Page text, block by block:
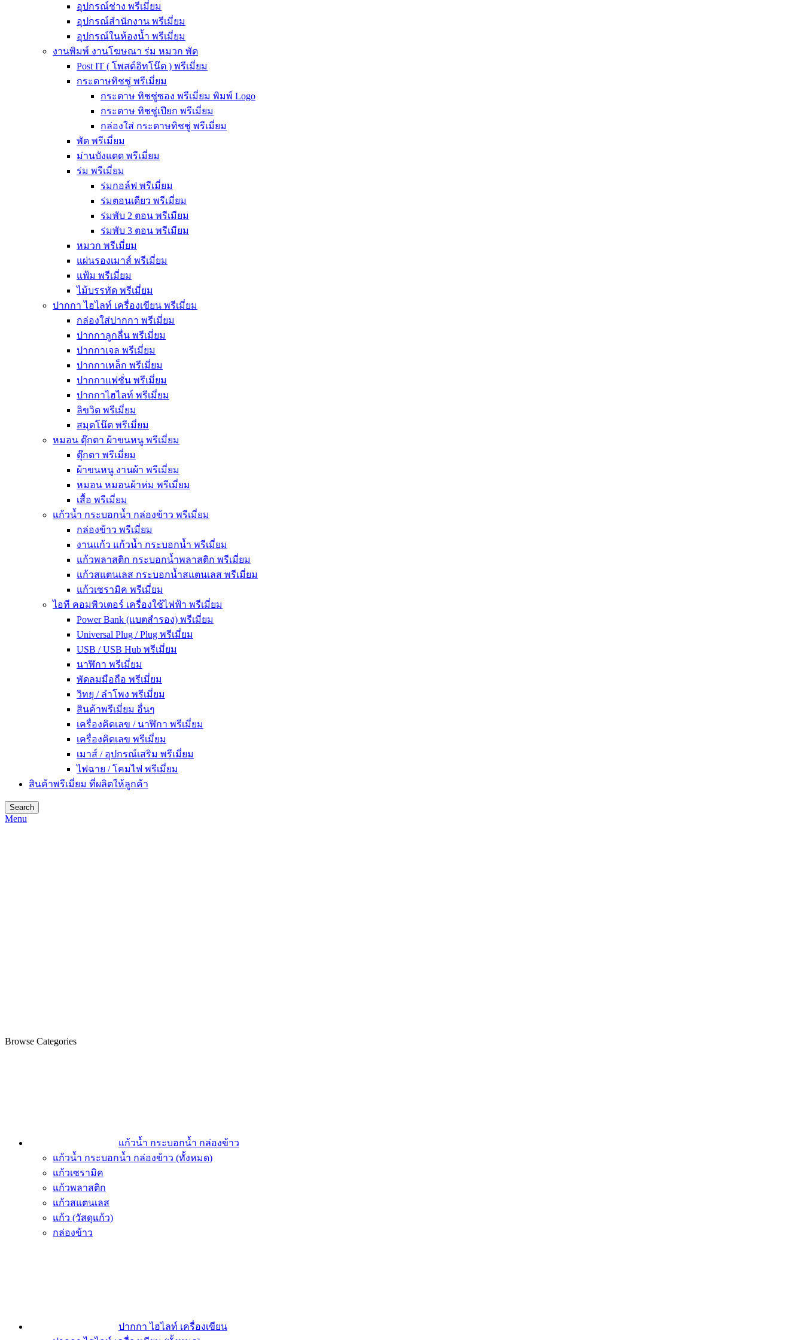
อุปกรณ์ช่าง พรีเมี่ยม
อุปกรณ์สำนักงาน พรีเมี่ยม
อุปกรณ์ในห้องน้ำ พรีเมี่ยม
งานพิมพ์ งานโฆษณา ร่ม หมวก พัด
Post IT ( โพสต์อิทโน๊ต ) พรีเมี่ยม
กระดาษทิชชู่ พรีเมี่ยม
กระดาษ ทิชชู่ซอง พรีเมี่ยม พิมพ์ Logo
กระดาษ ทิชชู่เปียก พรีเมี่ยม
กล่องใส่ กระดาษทิชชู่ พรีเมี่ยม
พัด พรีเมี่ยม
ม่านบังแดด พรีเมี่ยม
ร่ม พรีเมี่ยม
ร่มกอล์ฟ พรีเมี่ยม
ร่มตอนเดียว พรีเมี่ยม
ร่มพับ 2 ตอน พรีเมียม
ร่มพับ 3 ตอน พรีเมียม
หมวก พรีเมี่ยม
แผ่นรองเมาส์ พรีเมี่ยม
แฟ้ม พรีเมี่ยม
ไม้บรรทัด พรีเมี่ยม
ปากกา ไฮไลท์ เครื่องเขียน พรีเมี่ยม
กล่องใส่ปากกา พรีเมี่ยม
ปากกาลูกลื่น พรีเมี่ยม
ปากกาเจล พรีเมี่ยม
ปากกาเหล็ก พรีเมี่ยม
ปากกาแฟชั่น พรีเมี่ยม
ปากกาไฮไลท์ พรีเมี่ยม
ลิขวิด พรีเมี่ยม
สมุดโน๊ต พรีเมี่ยม
หมอน ตุ๊กตา ผ้าขนหนู พรีเมี่ยม
ตุ๊กตา พรีเมี่ยม
ผ้าขนหนู งานผ้า พรีเมี่ยม
หมอน หมอนผ้าห่ม พรีเมี่ยม
เสื้อ พรีเมี่ยม
แก้วน้ำ กระบอกน้ำ กล่องข้าว พรีเมี่ยม
กล่องข้าว พรีเมี่ยม
งานแก้ว แก้วน้ำ กระบอกน้ำ พรีเมี่ยม
แก้วพลาสติก กระบอกน้ำพลาสติก พรีเมี่ยม
แก้วสแตนเลส กระบอกน้ำสแตนเลส พรีเมี่ยม
แก้วเซรามิค พรีเมี่ยม
ไอที คอมพิวเตอร์ เครื่องใช้ไฟฟ้า พรีเมี่ยม
Power Bank (แบตสำรอง) พรีเมี่ยม
Universal Plug / Plug พรีเมี่ยม
USB / USB Hub พรีเมี่ยม
นาฬิกา พรีเมี่ยม
พัดลมมือถือ พรีเมี่ยม
วิทยุ / ลำโพง พรีเมี่ยม
สินค้าพรีเมี่ยม อื่นๆ
เครื่องคิดเลข / นาฬิกา พรีเมี่ยม
เครื่องคิดเลข พรีเมี่ยม
เมาส์ / อุปกรณ์เสริม พรีเมี่ยม
ไฟฉาย / โคมไฟ พรีเมี่ยม
สินค้าพรีเมี่ยม ที่ผลิตให้ลูกค้า
Search
Menu
Browse Categories
แก้วน้ำ กระบอกน้ำ กล่องข้าว
แก้วน้ำ กระบอกน้ำ กล่องข้าว (ทั้งหมด)
แก้วเซรามิค
แก้วพลาสติก
แก้วสแตนเลส
แก้ว (วัสดุแก้ว)
กล่องข้าว
ปากกา ไฮไลท์ เครื่องเขียน